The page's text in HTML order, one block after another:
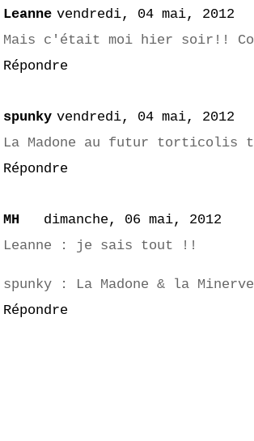
Leanne vendredi, 04 mai, 2012
Mais c'était moi hier soir!!
Répondre
spunky vendredi, 04 mai, 2012
La Madone au futur
Répondre
MH
dimanche, 06 mai, 2012
Leanne : je sais tout !!
spunky : La Madone & la
Répondre